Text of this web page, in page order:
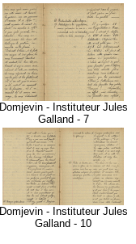
Domjevin - Instituteur Jules
Galland - 7
Domjevin - Instituteur Jules
Galland - 10